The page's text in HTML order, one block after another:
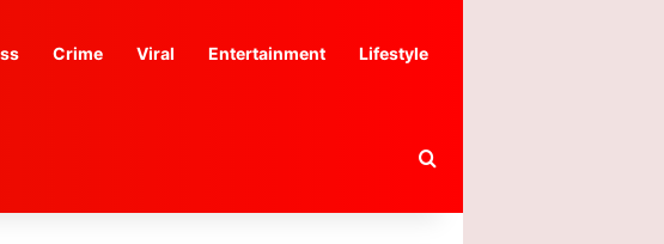
Crime Viral Entertainment Lifestyle
Search for